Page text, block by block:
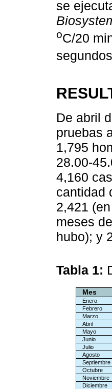
se
oC/20
De abril
pruebas
1,795
28.00-
4,160
cantidad
2,421
meses
hubo); y
Tabla 1:
Mes
Enero
Febrero
Marzo
Abril
Mayo
Junio
Julio
Agosto
Septiembre
Octubre
Noviembre
Diciembre